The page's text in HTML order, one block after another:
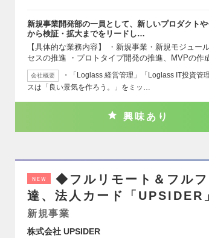
新規事業開発部の一員として、新しいプロダクト
から検証・拡大までをリードし…
【具体的な業務内容】 ・新規事業・新規モジュー
セスの推進 ・プロトタイプ開発の推進、MVPの作
会社概要
・「Loglass 経営管理」「Loglass IT投資管
スは「良い景気を作ろう。」をミッ…
興味あり
NEW
◆フルリモート＆フル
達、法人カード「UPSIDER
新規事業
株式会社 UPSIDER